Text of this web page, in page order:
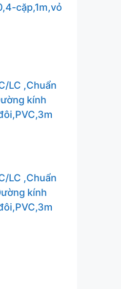
cặp,1m,vỏ
LC ,Chuẩn
kính
LC ,Chuẩn
kính